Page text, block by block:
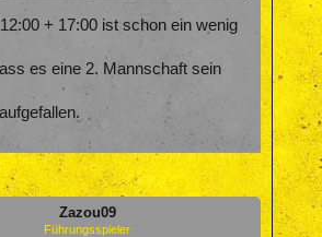
+ 17:00 ist schon ein wenig
es eine 2. Mannschaft sein
Zazou09
Führungsspieler